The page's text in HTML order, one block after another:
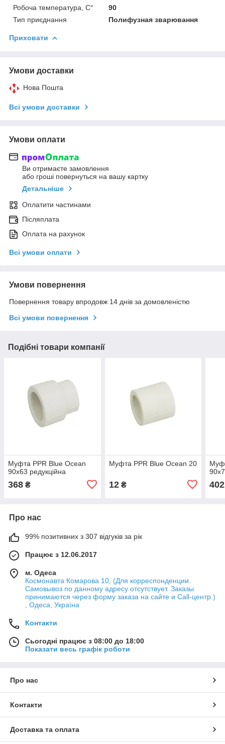
Робоча температура, C°
90
Тип приєднання
Полифузная зварювання
Приховати
Умови доставки
Нова Пошта
Всі умови доставки
Умови оплати
Ви отримаєте замовлення
або гроші повернуться на вашу картку
Детальніше
Оплатити частинами
Післяплата
Оплата на рахунок
Всі умови оплати
Умови повернення
Повернення товару впродовж 14 днів за домовленістю
Всі умови повернення
Подібні товари компанії
Муфта PPR Blue Ocean
90х63 редукційна
368 ₴
Муфта PPR Blue Ocean 20
12₴ 402
Про нас
99% позитивних з 307 відгуків за рік
Працює з 12.06.2017
м. Одеса
Космонавта Комарова 10, (Для корреспонденции.
Самовывоз по данному адресу отсутствует. Заказы
принимаются через форму заказа на сайте и Call-центр.)
, Одеса, Україна
Контакти
Сьогодні працює з 08:00 до 18:00
Показати весь графік роботи
Про нас
Контакти
Доставка та оплата